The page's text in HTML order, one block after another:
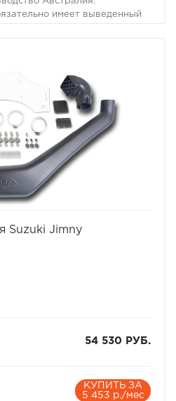
имеет выведенный
ямы могут быть даже в самом
случаев попадание
двигателя - фатально.
от воздуха несжимаема,
шатуны, "поднимаются"
коленвалы.
Suzuki Jimny
54 530 РУБ.
КУПИТЬ ЗА
5 453 р./мес